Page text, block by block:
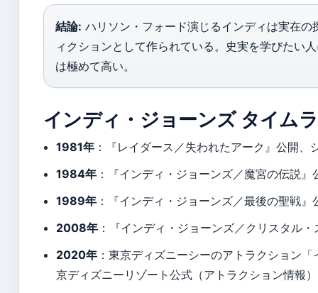
結論: ハリソン・フォード演じるインディは実在
ィクションとして作られている。史実を学びたい
は極めて高い。
インディ・ジョーンズ タイム
1981年 ：『レイダース／失われたアーク』公開
1984年 ：『インディ・ジョーンズ／魔宮の伝説
1989年 ：『インディ・ジョーンズ／最後の聖戦
2008年 ：『インディ・ジョーンズ／クリスタル
2020年 ：東京ディズニーシーのアトラクション
京ディズニーリゾート公式（アトラクション情報